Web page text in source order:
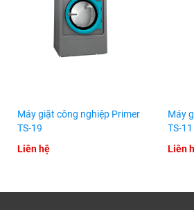
Máy giặt công nghiệp Primer
TS-19
Liên hệ
Máy
TS-11
Liên